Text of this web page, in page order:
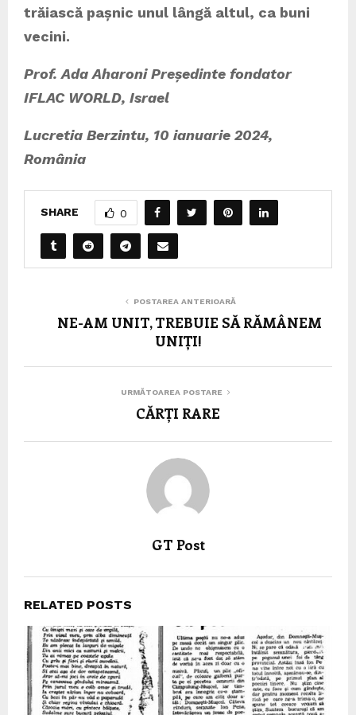
trăiască pașnic unul lângă altul, ca buni
vecini.
Prof. Ada Aharoni Președinte fondator
IFLAC WORLD, Israel
Lucretia Berzintu, 10 ianuarie 2024,
România
SHARE 0
POSTAREA ANTERIOARĂ
NE-AM UNIT, TREBUIE SĂ RĂMÂNEM
UNIȚI!
URMĂTOAREA POSTARE
CĂRȚI RARE
GT Post
RELATED POSTS